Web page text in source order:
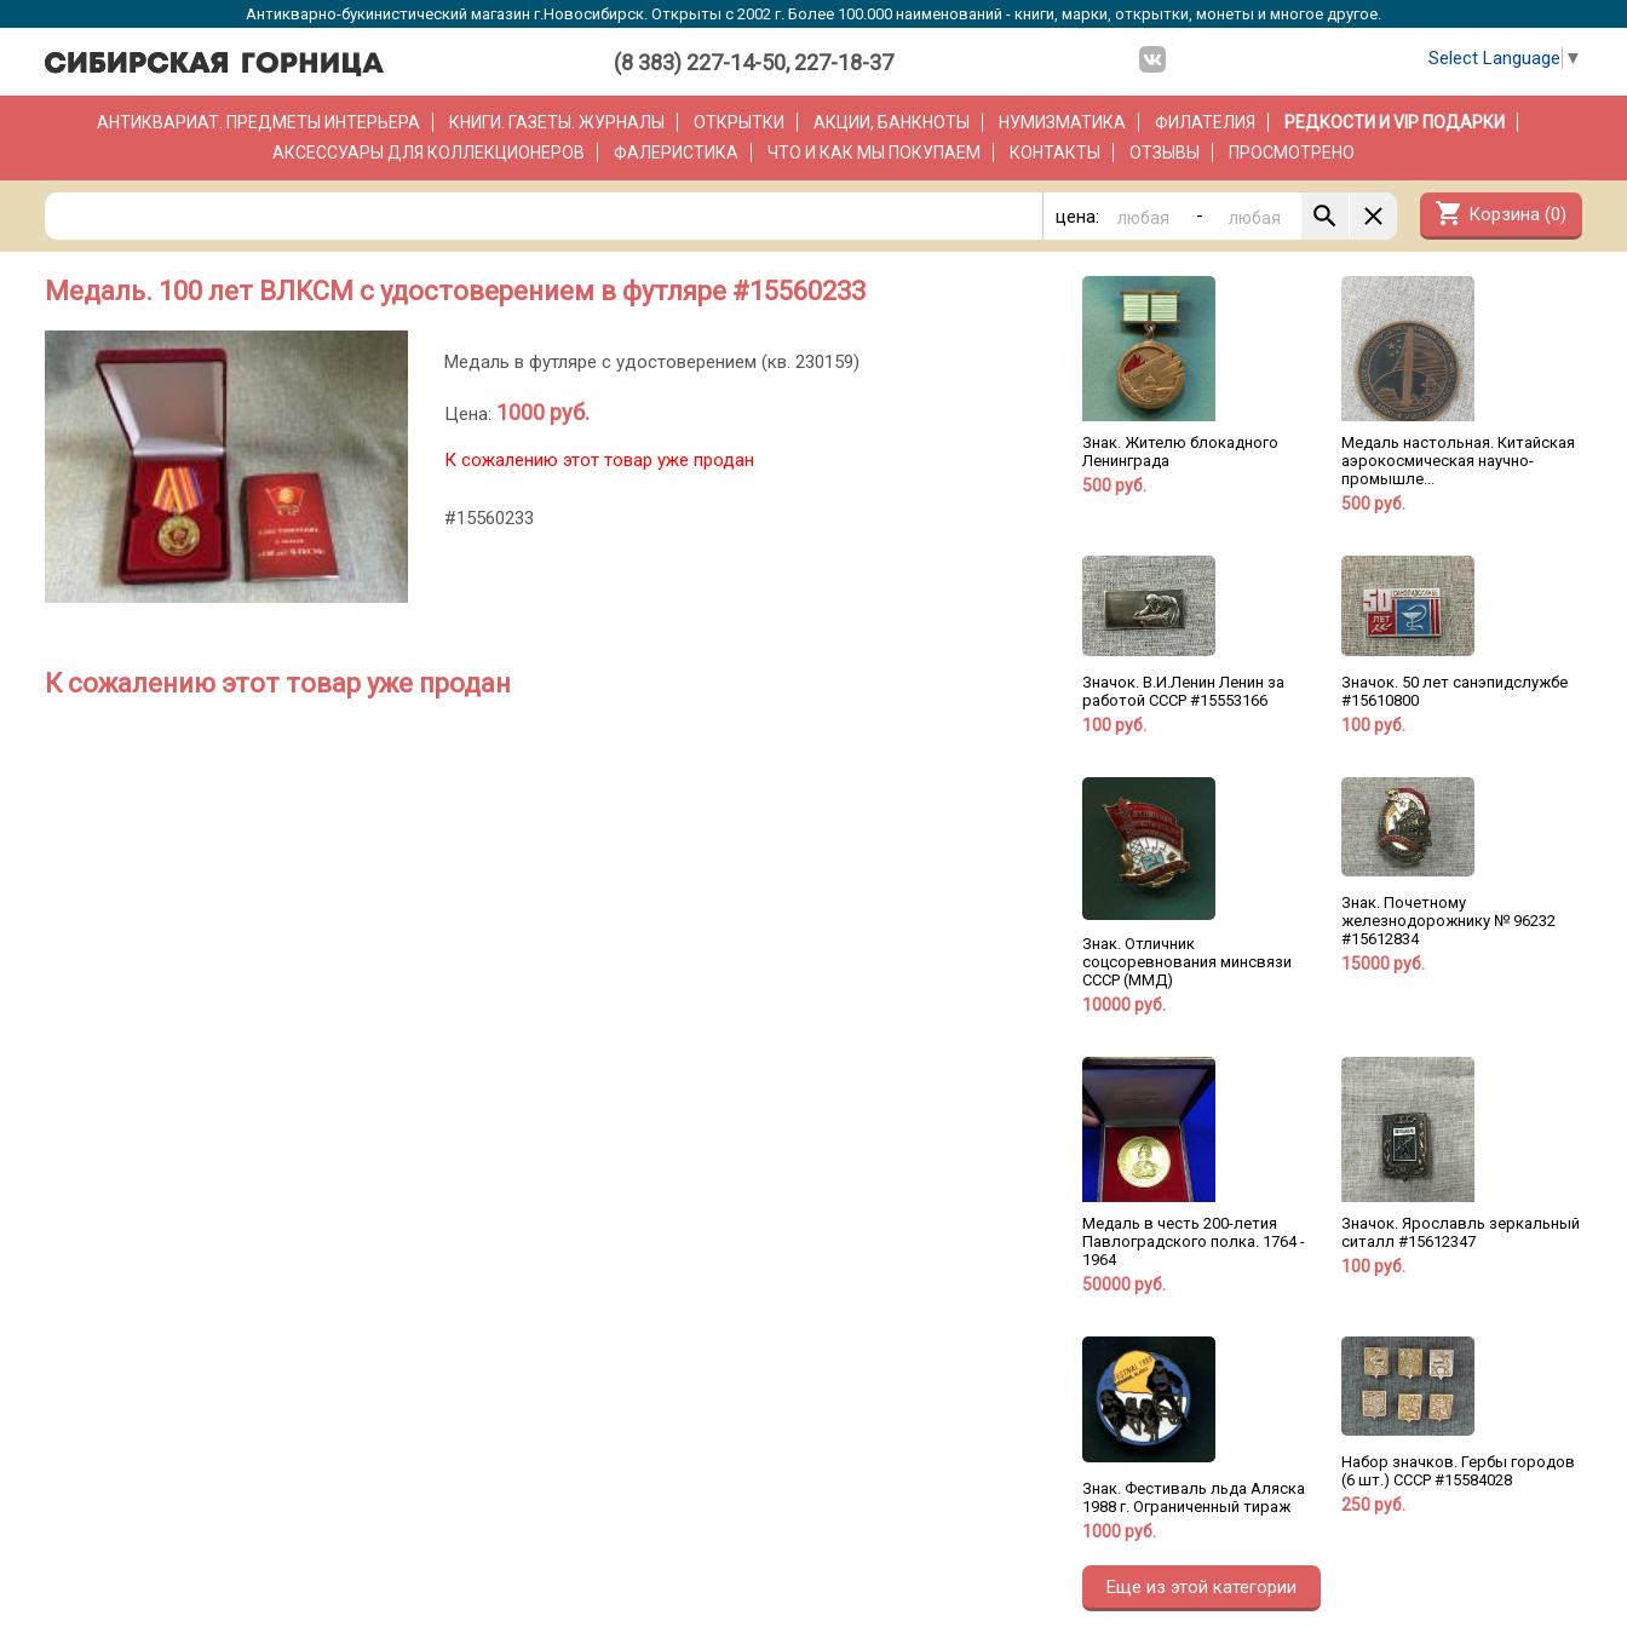
Антикварно-букинистический магазин г.Новосибирск. Открыты с 2002 г. Более 100.000 наименований - книги, марки, открытки, монеты и многое другое.
(8 383) 227-14-50, 227-18-37 Select Language ▼
АНТИКВАРИАТ. ПРЕДМЕТЫ ИНТЕРЬЕРА КНИГИ. ГАЗЕТЫ. ЖУРНАЛЫ ОТКРЫТКИ АКЦИИ, БАНКНОТЫ НУМИЗМАТИКА ФИЛАТЕЛИЯ
РЕДКОСТИ И VIP ПОДАРКИ
АКСЕССУАРЫ ДЛЯ КОЛЛЕКЦИОНЕРОВ
ФАЛЕРИСТИКА ЧТО И КАК МЫ ПОКУПАЕМ КОНТАКТЫ ОТЗЫВЫ ПРОСМОТРЕНО
цена: - shopping_cart Корзина (0)
Медаль. 100 лет ВЛКСМ с удостоверением в футляре #15560233
Медаль в футляре с удостоверением (кв. 230159)
Цена: 1000 руб.
К сожалению этот товар уже продан
#15560233
К сожалению этот товар уже продан
Знак. Жителю блокадного
Ленинграда
500 руб.
Медаль настольная. Китайская
аэрокосмическая научно-
промышле...
500 руб.
Значок. В.И.Ленин Ленин за
работой СССР #15553166
100 руб.
Значок. 50 лет санэпидслужбе
#15610800
100 руб.
Знак. Отличник
соцсоревнования минсвязи
СССР (ММД)
10000 руб.
Знак. Почетному
железнодорожнику № 96232
#15612834
15000 руб.
Медаль в честь 200-летия
Павлоградского полка. 1764 -
1964
50000 руб.
Значок. Ярославль зеркальный
ситалл #15612347
100 руб.
Знак. Фестиваль льда Аляска
1988 г. Ограниченный тираж
1000 руб.
Набор значков. Гербы городов
(6 шт.) СССР #15584028
250 руб.
Еще из этой категории